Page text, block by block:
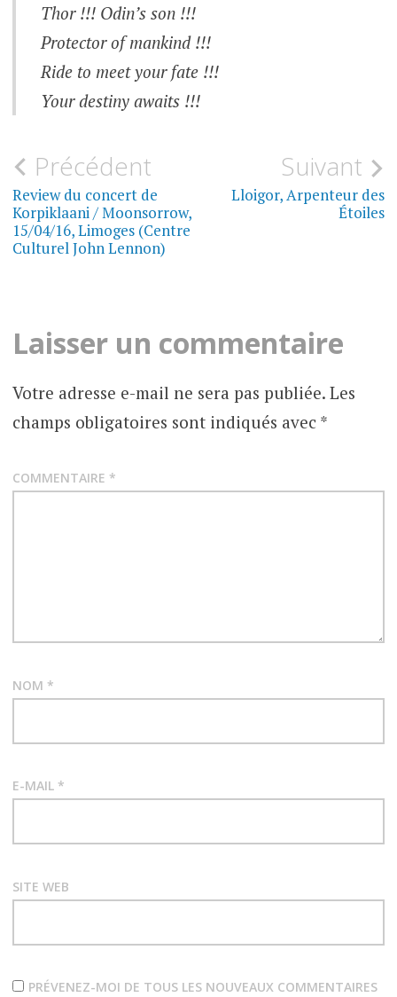
Thor !!! Odin’s son !!!
Protector of mankind !!!
Ride to meet your fate !!!
Your destiny awaits !!!
MUSIQUE
CONCERTS
Navigation
de
l’article
Précédent
Review du concert de
Korpiklaani / Moonsorrow,
15/04/16, Limoges (Centre
Culturel John Lennon)
Suivant
Lloigor, Arpenteur des
Étoiles
Laisser un commentaire
Votre adresse e-mail ne sera pas publiée. Les
champs obligatoires sont indiqués avec *
COMMENTAIRE *
NOM *
E-MAIL *
SITE WEB
PRÉVENEZ-MOI DE TOUS LES NOUVEAUX COMMENTAIRES